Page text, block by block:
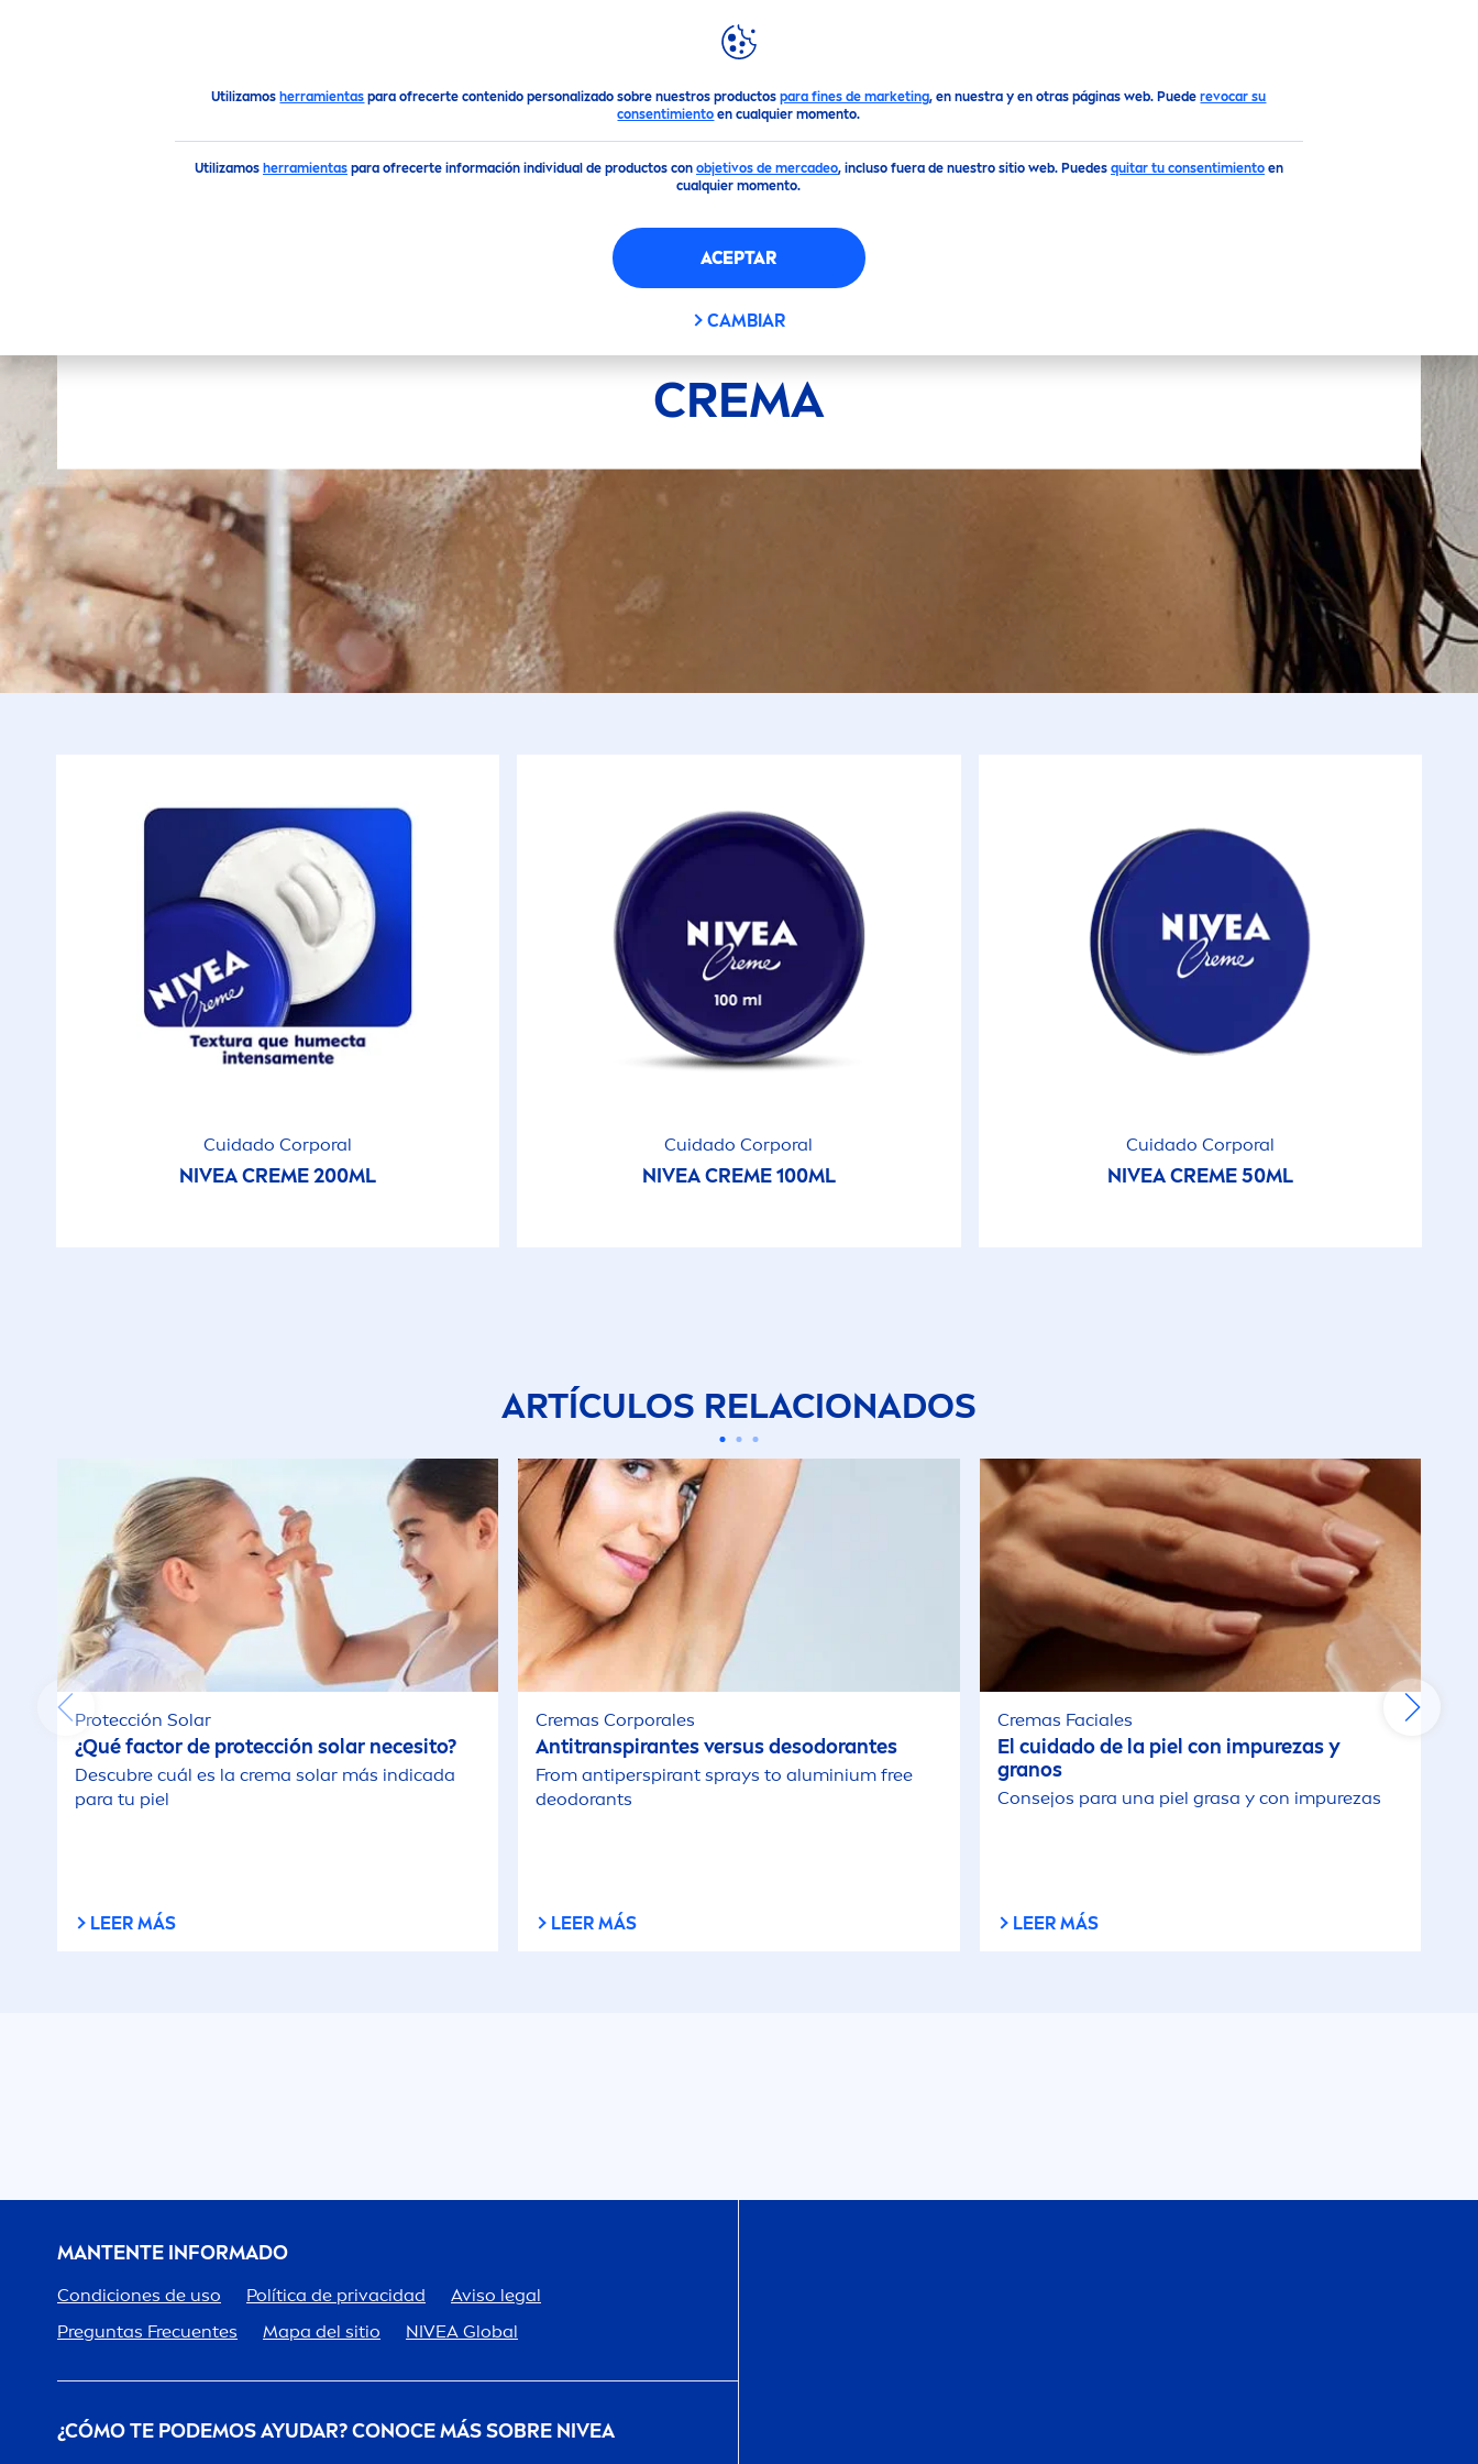
Utilizamos herramientas para ofrecerte contenido personalizado sobre nuestros productospara fines de marketing, en nuestra y en otras páginas web. Puederevocar su
consentimiento en cualquier momento.
Utilizamos herramientaspara ofrecerte información individual de productos con objetivos de mercadeo, incluso fuera de nuestro sitio web. Puedes quitar tu consentimientoen
cualquier momento.
ACEPTAR
CAMBIAR
MUNDONIVEA
Cuerpo Cuidado Corporal Crema
CREMA
Cuidado Corporal
NIVEACREME200ML
Cuidado Corporal
NIVEACREME100ML
Cuidado Corporal
NIVEACREME50ML
ARTÍCULOS RELACIONADOS
Protección Solar
¿Qué factor de protección solar necesito?
Descubre cuál es la crema solar más indicada
para tu piel
LEER MÁS
Cremas Corporales
Antitranspirantes versus desodorantes
From antiperspirant sprays to aluminium free
deodorants
LEER MÁS
Cremas Faciales
El cuidado de la piel con impurezas y
granos
Consejos para una piel grasa y con impurezas
LEER MÁS
MANTENTE INFORMADO
Condiciones de uso Política de privacidad
Aviso legal
Preguntas Frecuentes
Mapa del sitio NIVEA Global
¿CÓMO TE PODEMOS AYUDAR? CONOCE MÁS SOBRE NIVEA